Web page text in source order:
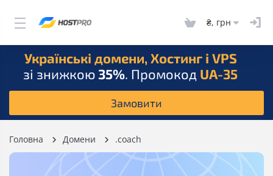
₴, грн
Українські домени, Хостинг і VPS
зі знижкою 35%. Промокод UA-35
Замовити
Головна Домени .coach